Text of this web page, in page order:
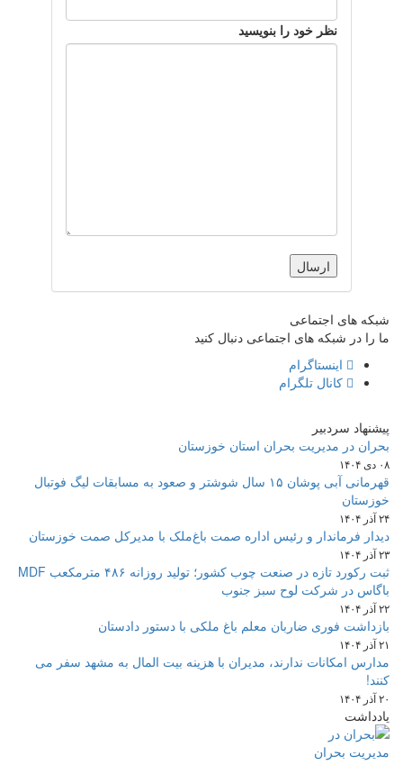
نظر خود را بنویسید
شبکه های اجتماعی
ما را در شبکه های اجتماعی دنبال کنید
اینستاگرام
کانال تلگرام
پیشنهاد سردبیر
بحران در مدیریت بحران استان خوزستان
۰۸ دی ۱۴۰۴
قهرمانی آبی پوشان ۱۵ سال شوشتر و صعود به مسابقات لیگ فوتبال
خوزستان
۲۴ آذر ۱۴۰۴
دیدار فرماندار و رئیس اداره صمت باغ‌ملک با مدیرکل صمت خوزستان
۲۳ آذر ۱۴۰۴
ثبت رکورد تازه در صنعت چوب کشور؛ تولید روزانه ۴۸۶ مترمکعب MDF
باگاس در شرکت لوح سبز جنوب
۲۲ آذر ۱۴۰۴
بازداشت فوری ضاربان معلم باغ ملکی با دستور دادستان
۲۱ آذر ۱۴۰۴
مدارس امکانات ندارند، مدیران با هزینه بیت المال به مشهد سفر می
کنند!
۲۰ آذر ۱۴۰۴
یادداشت